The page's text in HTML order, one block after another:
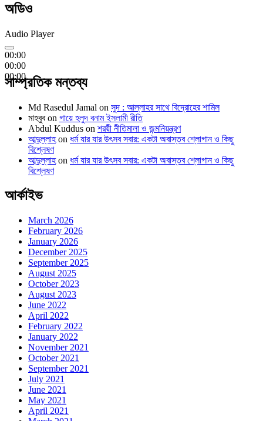
অডিও
Audio Player
00:00
00:00
00:00
সাম্প্রতিক মন্তব্য
Md Rasedul Jamal on সুদ : আল্লাহর সাথে বিদ্রোহের শামিল
মাহবুবon গায়ে হলুদ বনাম ইসলামী রীতি
Abdul Kuddus on শরয়ী নীতিমালা ও জন্মনিয়ন্ত্রণ
আব্দুল্লাহon ধর্ম যার যার উৎসব সবার: একটা অবাস্তব শ্লোগান ও কিছু
বিশ্লেষণ
আব্দুল্লাহon ধর্ম যার যার উৎসব সবার: একটা অবাস্তব শ্লোগান ও কিছু
বিশ্লেষণ
আর্কাইভ
March 2026
February 2026
January 2026
December 2025
September 2025
August 2025
October 2023
August 2023
June 2022
April 2022
February 2022
January 2022
November 2021
October 2021
September 2021
July 2021
June 2021
May 2021
April 2021